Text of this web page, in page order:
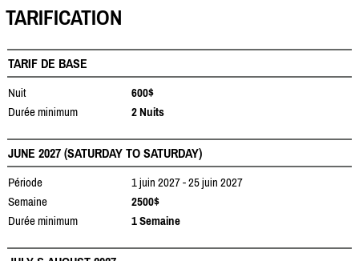
TARIFICATION
TARIF DE BASE
Nuit
600$
Durée minimum
2 Nuits
JUNE 2027 (SATURDAY TO SATURDAY)
Période
1 juin 2027 - 25 juin 2027
Semaine
2500$
Durée minimum
1 Semaine